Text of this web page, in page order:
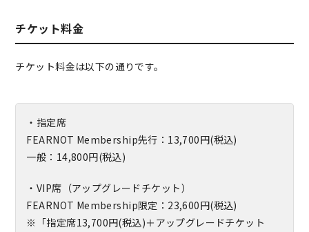
チケット料金
チケット料金は以下の通りです。
・指定席
FEARNOT Membership先行：13,700円(税込)
一般：14,800円(税込)
・VIP席（アップグレードチケット）
FEARNOT Membership限定：23,600円(税込)
※「指定席13,700円(税込)＋アップグレードチケット